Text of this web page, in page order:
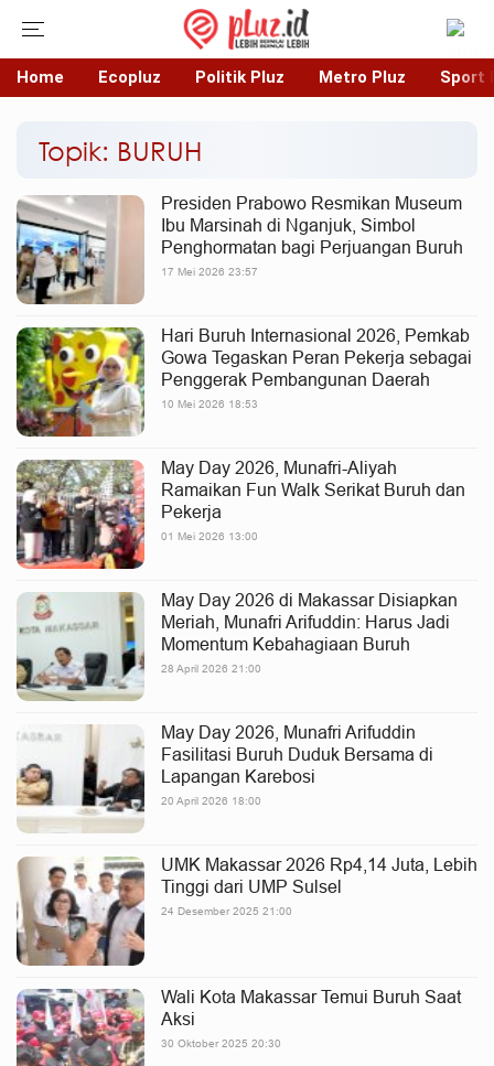
Home Ecopluz Politik Pluz Metro Pluz Sport
Topik: BURUH
Presiden Prabowo Resmikan Museum
Ibu Marsinah di Nganjuk, Simbol
Penghormatan bagi Perjuangan Buruh
17 Mei 2026 23:57
Hari Buruh Internasional 2026, Pemkab
Gowa Tegaskan Peran Pekerja sebagai
Penggerak Pembangunan Daerah
10 Mei 2026 18:53
May Day 2026, Munafri-Aliyah
Ramaikan Fun Walk Serikat Buruh dan
Pekerja
01 Mei 2026 13:00
May Day 2026 di Makassar Disiapkan
Meriah, Munafri Arifuddin: Harus Jadi
Momentum Kebahagiaan Buruh
28 April 2026 21:00
May Day 2026, Munafri Arifuddin
Fasilitasi Buruh Duduk Bersama di
Lapangan Karebosi
20 April 2026 18:00
UMK Makassar 2026 Rp4,14 Juta, Lebih
Tinggi dari UMP Sulsel
24 Desember 2025 21:00
Wali Kota Makassar Temui Buruh Saat
Aksi
30 Oktober 2025 20:30